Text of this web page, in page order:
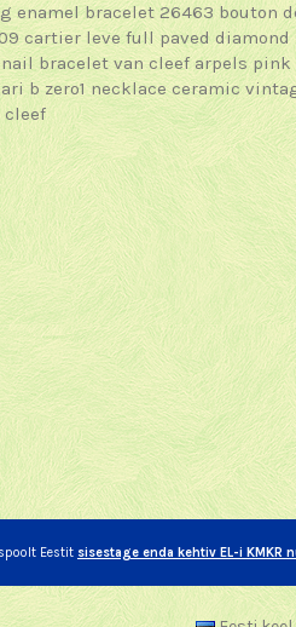
enamel bracelet 26463 bouton
cartier leve full paved diamond
bracelet van cleef arpels
b zero1 necklace ceramic
cleef
Eestit sisestage enda kehtiv EL-i KMKR